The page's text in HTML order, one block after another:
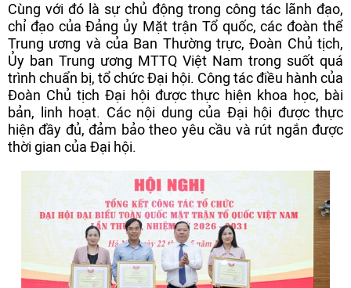
Cùng với đó là sự chủ động trong công tác lãnh đạo,
chỉ đạo của Đảng ủy Mặt trận Tổ quốc, các đoàn thể
Trung ương và của Ban Thường trực, Đoàn Chủ tịch,
Ủy ban Trung ương MTTQ Việt Nam trong suốt quá
trình chuẩn bị, tổ chức Đại hội. Công tác điều hành của
Đoàn Chủ tịch Đại hội được thực hiện khoa học, bài
bản, linh hoạt. Các nội dung của Đại hội được thực
hiện đầy đủ, đảm bảo theo yêu cầu và rút ngắn được
thời gian của Đại hội.